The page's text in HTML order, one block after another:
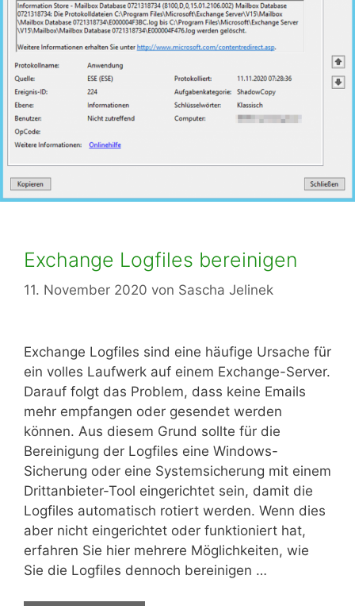
Exchange Logfiles bereinigen
11. November 2020 von Sascha Jelinek
Exchange Logfiles sind eine häufige Ursache für
ein volles Laufwerk auf einem Exchange-Server.
Darauf folgt das Problem, dass keine Emails
mehr empfangen oder gesendet werden
können. Aus diesem Grund sollte für die
Bereinigung der Logfiles eine Windows-
Sicherung oder eine Systemsicherung mit einem
Drittanbieter-Tool eingerichtet sein, damit die
Logfiles automatisch rotiert werden. Wenn dies
aber nicht eingerichtet oder funktioniert hat,
erfahren Sie hier mehrere Möglichkeiten, wie
Sie die Logfiles dennoch bereinigen …